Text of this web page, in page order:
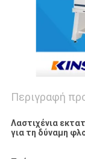
Περιγραφή
Λαστιχένια
για τη δύναμη